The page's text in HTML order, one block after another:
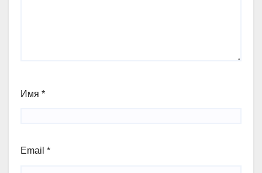
Имя *
Email *